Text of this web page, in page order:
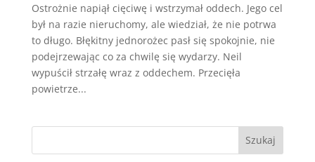
Ostrożnie napiął cięciwę i wstrzymał oddech. Jego cel
był na razie nieruchomy, ale wiedział, że nie potrwa
to długo. Błękitny jednorożec pasł się spokojnie, nie
podejrzewając co za chwilę się wydarzy. Neil
wypuścił strzałę wraz z oddechem. Przecięła
powietrze...